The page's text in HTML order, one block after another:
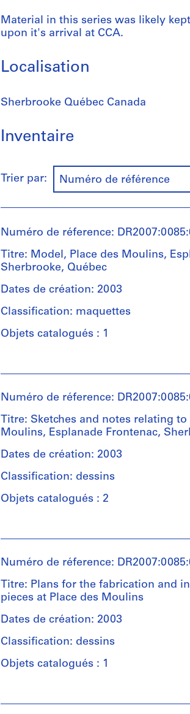
Material in this series was likely
upon it's arrival at CCA.
Localisation
Sherbrooke Québec Canada
Inventaire
Trier par: Numéro de référence
Numéro de réference:
Titre: Model, Place des Moulins,
Sherbrooke, Québec
Dates de création: 2003
Classification: maquettes
Objets catalogués : 1
et
institutions:
Melvin
Charney
(architect)
Quantité
/
d’objet:
Collation:
1
model
model
(approx.):
x
35,5
Numéro de réference:
Titre: Sketches and notes relating
Moulins, Esplanade Frontenac,
Dates de création: 2003
Classification: dessins
Objets catalogués : 2
et
institutions:
Melvin
Charney
(architect)
Melvin
Charney
Melvin
Charney
(archive
Numéro de réference:
Titre: Plans for the fabrication and
pieces at Place des Moulins
Dates de création: 2003
Classification: dessins
Objets catalogués : 1
et